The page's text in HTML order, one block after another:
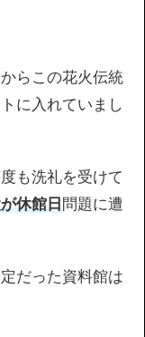
らこの花火伝統
に入れていまし
も洗礼を受けて
休館日問題に遭
だった資料館は